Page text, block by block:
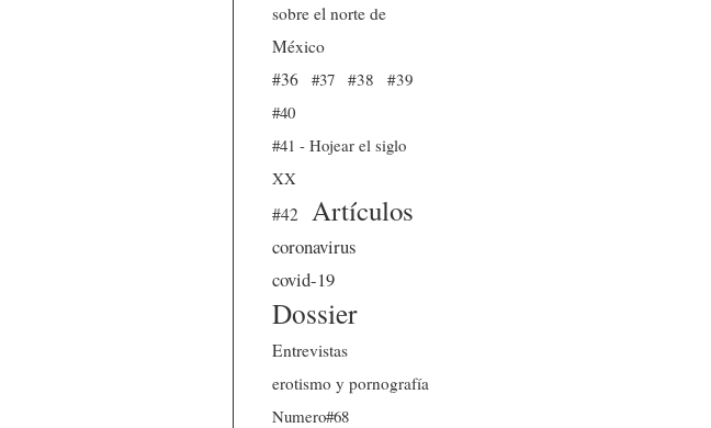
sobre el norte de
México
#36
#37 #38
#39
#40
#41 - Hojear el siglo
XX
#42
Artículos
coronavirus
covid-19
Dossier
Entrevistas
erotismo y pornografía
Numero#68